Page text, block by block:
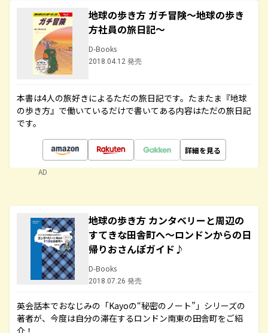
地球の歩き方 ガチ冒険～地球の歩き
方社員の旅日記～
D-Books
2018.04.12 発売
本書は4人の旅好きによるただの旅日記です。たまたま『地球
の歩き方』で働いているだけで書いてある内容はただの旅日記
です。
詳細を見る
AD
地球の歩き方 カンタベリーと周辺の
すてきな田舎町へ～ロンドンからの日
帰りおさんぽガイド♪
D-Books
2018.07.26 発売
英会話本でおなじみの「Kayoの“秘密のノート”」シリーズの
著者が、今度は自分の滞在するロンドン南東の田舎町をご紹
介！